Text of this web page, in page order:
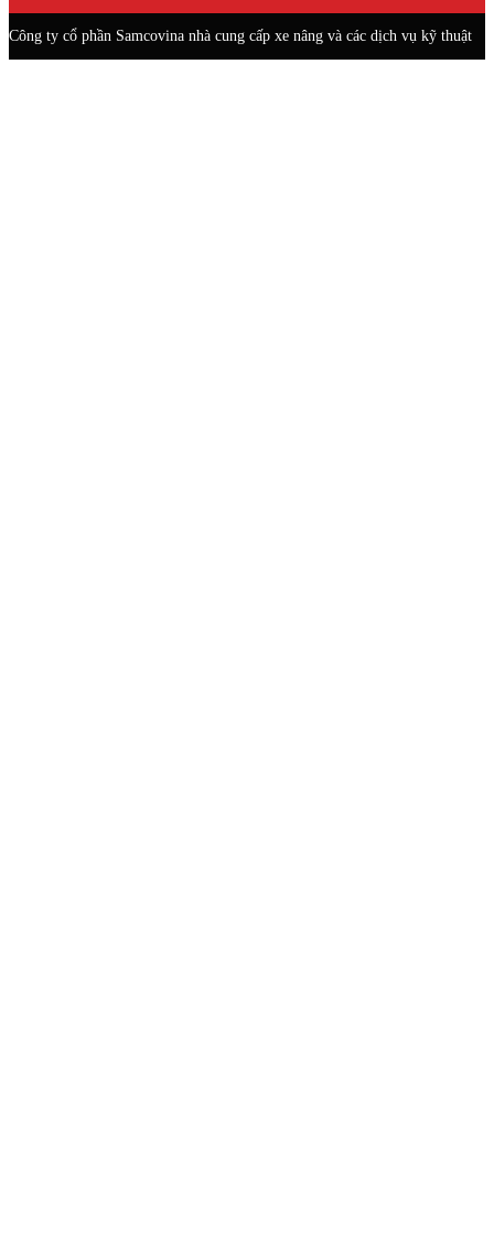
Công ty cổ phần Samcovina nhà cung cấp xe nâng và các dịch vụ kỹ thuật